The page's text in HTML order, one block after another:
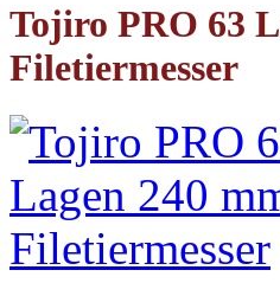
Tojiro PRO 63
Filetiermesser